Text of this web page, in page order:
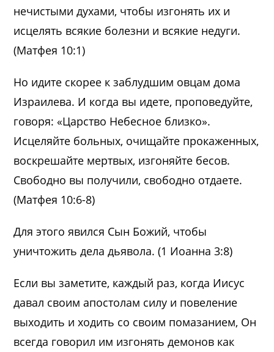
нечистыми духами, чтобы изгонять их и
исцелять всякие болезни и всякие недуги.
(Матфея 10:1)
Но идите скорее к заблудшим овцам дома
Израилева. И когда вы идете, проповедуйте,
говоря: «Царство Небесное близко».
Исцеляйте больных, очищайте прокаженных,
воскрешайте мертвых, изгоняйте бесов.
Свободно вы получили, свободно отдаете.
(Матфея 10:6-8)
Для этого явился Сын Божий, чтобы
уничтожить дела дьявола. (1 Иоанна 3:8)
Если вы заметите, каждый раз, когда Иисус
давал своим апостолам силу и повеление
выходить и ходить со своим помазанием, Он
всегда говорил им изгонять демонов как